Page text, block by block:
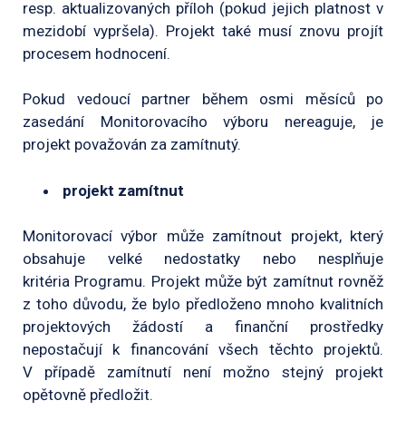
resp. aktualizovaných příloh (pokud jejich platnost v
mezidobí vypršela). Projekt také musí znovu projít
procesem hodnocení.
Pokud vedoucí partner během osmi měsíců po
zasedání Monitorovacího výboru nereaguje, je
projekt považován za zamítnutý.
projekt zamítnut
Monitorovací výbor může zamítnout projekt, který
obsahuje velké nedostatky nebo nesplňuje
kritéria Programu. Projekt může být zamítnut rovněž
z toho důvodu, že bylo předloženo mnoho kvalitních
projektových žádostí a finanční prostředky
nepostačují k financování všech těchto projektů.
V případě zamítnutí není možno stejný projekt
opětovně předložit.